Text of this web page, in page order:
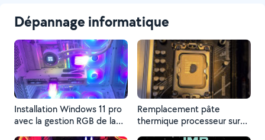
Dépannage informatique
Installation Windows 11 pro
avec la gestion RGB de la
Remplacement pâte
thermique processeur sur